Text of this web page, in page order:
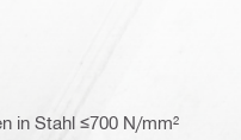
in Stahl ≤700 N/mm²